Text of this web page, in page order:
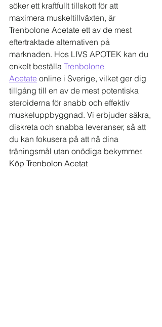
söker ett kraftfullt tillskott för att
maximera muskeltillväxten, är
Trenbolone Acetate ett av de mest
eftertraktade alternativen på
marknaden. Hos LIVS APOTEK kan du
enkelt beställa Trenbolone
Acetate online i Sverige, vilket ger dig
tillgång till en av de mest potentiska
steroiderna för snabb och effektiv
muskeluppbyggnad. Vi erbjuder säkra,
diskreta och snabba leveranser, så att
du kan fokusera på att nå dina
träningsmål utan onödiga bekymmer.
Köp Trenbolon Acetat